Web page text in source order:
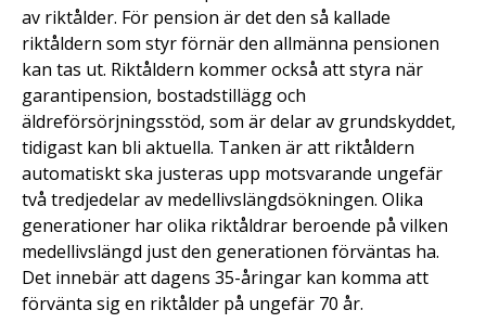
av riktålder. För pension är det den så kallade
riktåldern som styr förnär den allmänna pensionen
kan tas ut. Riktåldern kommer också att styra när
garantipension, bostadstillägg och
äldreförsörjningsstöd, som är delar av grundskyddet,
tidigast kan bli aktuella. Tanken är att riktåldern
automatiskt ska justeras upp motsvarande ungefär
två tredjedelar av medellivslängdsökningen. Olika
generationer har olika riktåldrar beroende på vilken
medellivslängd just den generationen förväntas ha.
Det innebär att dagens 35-åringar kan komma att
förvänta sig en riktålder på ungefär 70 år.